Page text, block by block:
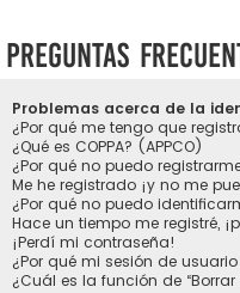
Preguntas
Problemas acerca de la
¿Por qué me tengo que
¿Qué es COPPA? (APPCO)
¿Por qué no puedo
Me he registrado ¡y no me
¿Por qué no puedo
Hace un tiempo me registré,
¡Perdí mi contraseña!
¿Por qué mi sesión de
¿Cuál es la función de “Borrar